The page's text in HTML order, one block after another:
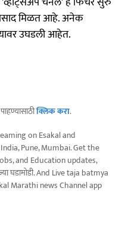
मिळत आहे. अनेक
उघडली आहेत.
क्लिक करा.
on Esakal and
Pune, Mumbai. Get the
and Education updates,
घडामोडी. And Live taja batmya
Marathi news Channel app